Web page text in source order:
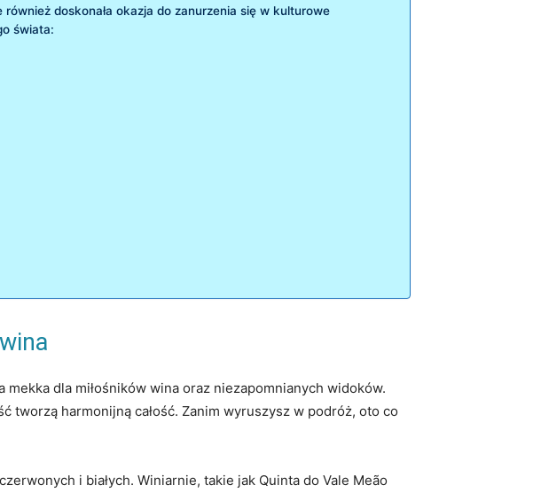
doskonała okazja do zanurzenia się⁣ w kulturowe
świata:
dla miłośników wina oraz niezapomnianych widoków.
‌harmonijną całość. ⁢Zanim⁣ wyruszysz w podróż, oto co​
i białych. Winiarnie, ⁤takie jak​ Quinta ‍do ​Vale ⁢Meão